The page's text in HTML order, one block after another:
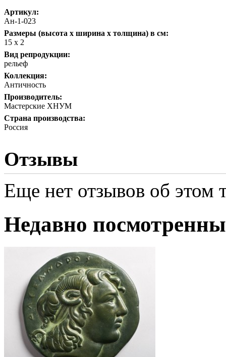
Артикул:
Ан-1-023
Размеры (высота х ширина х толщина) в см:
15 х 2
Вид репродукции:
рельеф
Коллекция:
Античность
Производитель:
Мастерские ХНУМ
Страна производства:
Россия
Отзывы
Еще нет отзывов об этом
Недавно